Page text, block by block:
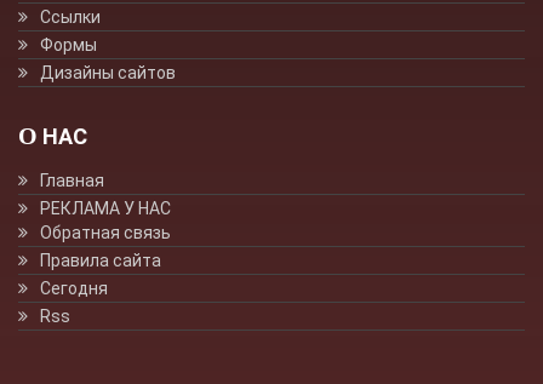
Ссылки
Формы
Дизайны сайтов
О НАС
Главная
РЕКЛАМА У НАС
Обратная связь
Правила сайта
Сегодня
Rss